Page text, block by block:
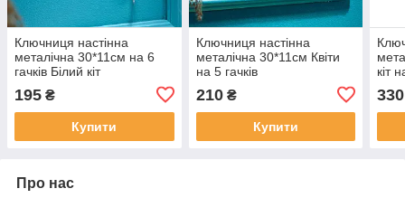
Ключниця настінна
металічна 30*11см на 6
гачків Білий кіт
195 ₴
Купити
Ключниця настінна
металічна 30*11см Квіти
на 5 гачків
210₴
Купити
кіт
330
Про нас